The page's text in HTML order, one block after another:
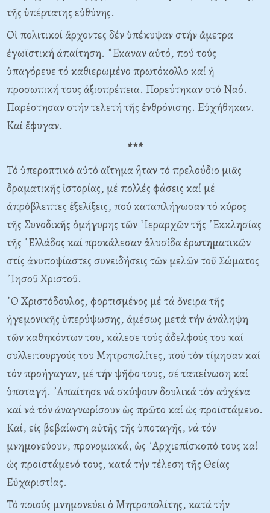
τῆς ὑπέρτατης εὐθύνης.
Οἱ πολιτικοί ἄρχοντες δέν ὑπέκυψαν στήν ἄμετρα
ἐγωϊστική ἀπαίτηση. ῎Εκαναν αὐτό, πού τούς
ὑπαγόρευε τό καθιερωμένο πρωτόκολλο καί ἡ
προσωπική τους ἀξιοπρέπεια. Πορεύτηκαν στό Ναό.
Παρέστησαν στήν τελετή τῆς ἐνθρόνισης. Εὐχήθηκαν.
Καί ἔφυγαν.
***
Τό ὑπεροπτικό αὐτό αἴτημα ἦταν τό πρελούδιο μιᾶς
δραματικῆς ἱστορίας, μέ πολλές φάσεις καί μέ
ἀπρόβλεπτες ἐξελίξεις, πού καταπλήγωσαν τό κύρος
τῆς Συνοδικῆς ὁμήγυρης τῶν ῾Ιεραρχῶν τῆς ᾿Εκκλησίας
τῆς ῾Ελλάδος καί προκάλεσαν ἁλυσίδα ἐρωτηματικῶν
στίς ἀνυποψίαστες συνειδήσεις τῶν μελῶν τοῦ Σώματος
᾿Ιησοῦ Χριστοῦ.
῾Ο Χριστόδουλος, φορτισμένος μέ τά ὄνειρα τῆς
ἡγεμονικῆς ὑπερύψωσης, ἀμέσως μετά τήν ἀνάληψη
τῶν καθηκόντων του, κάλεσε τούς ἀδελφούς του καί
συλλειτουργούς του Μητροπολίτες, πού τόν τίμησαν καί
τόν προήγαγαν, μέ τήν ψῆφο τους, σέ ταπείνωση καί
ὑποταγή. ᾿Απαίτησε νά σκύψουν δουλικά τόν αὐχένα
καί νά τόν ἀναγνωρίσουν ὡς πρῶτο καί ὡς προϊστάμενο.
Καί, εἰς βεβαίωση αὐτῆς τῆς ὑποταγῆς, νά τόν
μνημονεύουν, προνομιακά, ὡς ᾿Αρχιεπίσκοπό τους καί
ὡς προϊστάμενό τους, κατά τήν τέλεση τῆς Θείας
Εὐχαριστίας.
Τό ποιούς μνημονεύει ὁ Μητροπολίτης, κατά τήν